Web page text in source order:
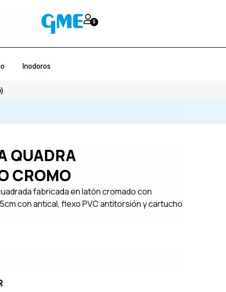
0
Inodoros
QUADRA
CROMO
fabricada en latón cromado con
con antical, flexo PVC antitorsión y cartucho